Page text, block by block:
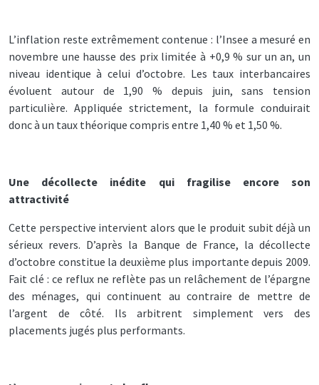
L’inflation reste extrêmement contenue : l’Insee a mesuré en
novembre une hausse des prix limitée à +0,9 % sur un an, un
niveau identique à celui d’octobre. Les taux interbancaires
évoluent autour de 1,90 % depuis juin, sans tension
particulière. Appliquée strictement, la formule conduirait
donc à un taux théorique compris entre 1,40 % et 1,50 %.
Une décollecte inédite qui fragilise encore son
attractivité
Cette perspective intervient alors que le produit subit déjà un
sérieux revers. D’après la Banque de France, la décollecte
d’octobre constitue la deuxième plus importante depuis 2009.
Fait clé : ce reflux ne reflète pas un relâchement de l’épargne
des ménages, qui continuent au contraire de mettre de
l’argent de côté. Ils arbitrent simplement vers des
placements jugés plus performants.